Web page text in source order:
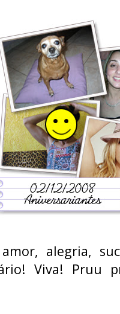
alegria,
Viva! Pruu